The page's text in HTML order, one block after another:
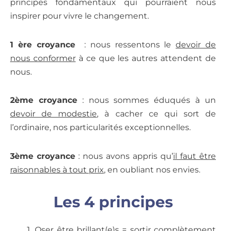
principes fondamentaux qui pourraient nous
inspirer pour vivre le changement.
1 ère croyance : nous ressentons ledevoir de
nous conformerà ce que les autres attendent de
nous.
2ème croyance: nous sommes éduqués à un
devoir de modestie, à cacher ce qui sort de
l’ordinaire, nos particularités exceptionnelles.
3ème croyance : nous avons appris qu’il faut être
raisonnables à tout prix, en oubliant nos envies.
Les 4 principes